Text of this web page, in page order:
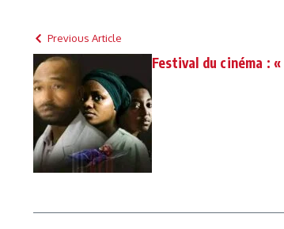
Previous Article
Festival du cinéma :